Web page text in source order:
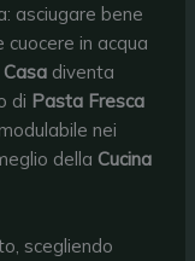
asciugare bene
in acqua
diventa
di Pasta Fresca
nei
della Cucina
scegliendo